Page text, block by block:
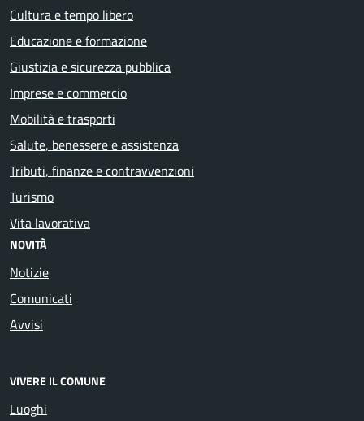
Cultura e tempo libero
Educazione e formazione
Giustizia e sicurezza pubblica
Imprese e commercio
Mobilità e trasporti
Salute, benessere e assistenza
Tributi, finanze e contravvenzioni
Turismo
Vita lavorativa
NOVITÀ
Notizie
Comunicati
Avvisi
VIVERE IL COMUNE
Luoghi